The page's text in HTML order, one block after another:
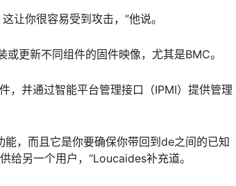
让你很容易受到攻击，”他说。
更新不同组件的固件映像，尤其是BMC。
，并通过智能平台管理接口（IPMI）提供管理
，而且它是你要确保你带回到de之间的已知
给另一个用户，“Loucaides补充道。